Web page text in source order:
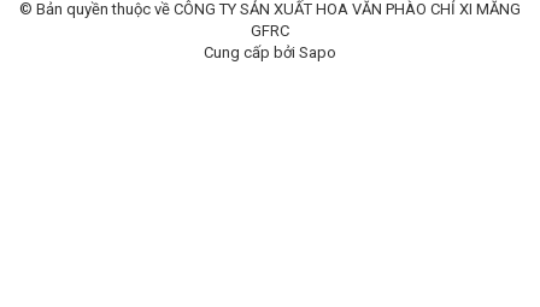
© Bản quyền thuộc về CÔNG TY SẢN XUẤT HOA VĂN PHÀO CHỈ XI MĂNG
GFRC
Cung cấp bởi Sapo